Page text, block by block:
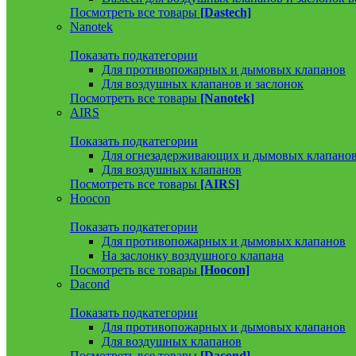
Посмотреть все товары [Dastech]
Nanotek
Показать подкатегории
Для противопожарных и дымовых клапанов
Для воздушных клапанов и заслонок
Посмотреть все товары [Nanotek]
AIRS
Показать подкатегории
Для огнезадерживающих и дымовых
Для воздушных клапанов
Посмотреть все товары [AIRS]
Hoocon
Показать подкатегории
Для противопожарных и дымовых клапанов
На заслонку воздушного клапана
Посмотреть все товары [Hoocon]
Dacond
Показать подкатегории
Для противопожарных и дымовых клапанов
Для воздушных клапанов